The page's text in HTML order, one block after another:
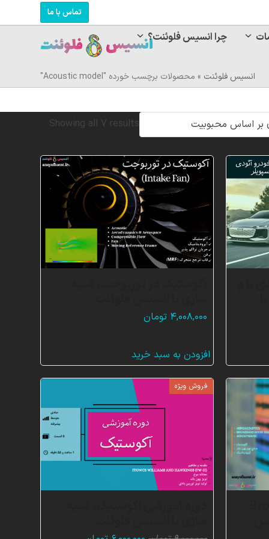
تماس با ما
چرا انسیس فلوئنت؟
انسیس فلوئنت » محصولات برچسب خورده "Acoustic model"
Showing all 7 results
Sorted
popularity
۴,۰۰۸,۰۰۰ تومان
افزودن به سبد خرید
فروش ویژه